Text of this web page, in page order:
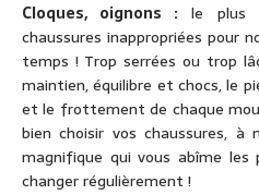
Cloques, oignons : le plus
chaussures inappropriées pour
temps ! Trop serrées ou trop
maintien, équilibre et chocs, le
et le frottement de chaque
bien choisir vos chaussures, à
magnifique qui vous abîme
changer régulièrement !